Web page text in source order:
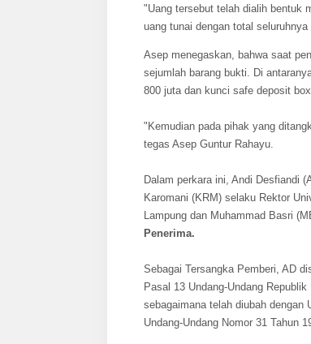
"Uang tersebut telah dialih bentuk
uang tunai dengan total
Asep menegaskan, bahwa saat
sejumlah barang bukti. Di
800 juta dan kunci safe deposit
"Kemudian pada pihak yang
tegas Asep Guntur Rahayu.
Dalam perkara ini, Andi Desfiandi
Karomani (KRM) selaku Rektor
Lampung dan Muhammad Basri
Penerima.
Sebagai Tersangka Pemberi, AD
Pasal 13 Undang-Undang
sebagaimana telah diubah dengan
Undang-Undang Nomor 31 Tahun